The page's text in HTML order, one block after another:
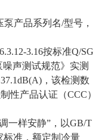
产品系列名/型号，
3.16按标准Q/SG
噪声测试规范》实测
，该检测数
性产品认证（CCC）
一样安静”，以GB/T
标准，额定制冷量